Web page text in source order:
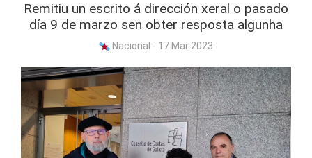
Remitiu un escrito á dirección xeral o pasado
día 9 de marzo sen obter resposta algunha
Nacional - 17 Mar 2023